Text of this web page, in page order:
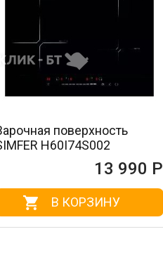
поверхность
H60I74S002
13 990 Р
В КОРЗИНУ